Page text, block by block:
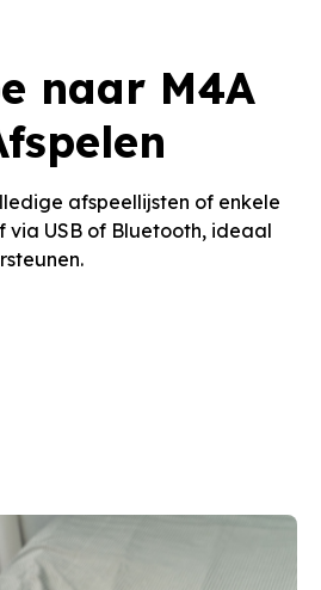
naar M4A
afspeellijsten of enkele
via USB of Bluetooth, ideaal